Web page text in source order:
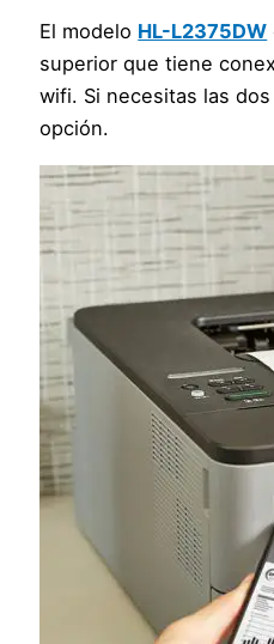
El modelo HL-L2375DW
superior que tiene
wifi. Si necesitas las
opción.